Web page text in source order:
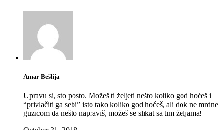
Amar Bešlija
Upravu si, sto posto. Možeš ti željeti nešto koliko god hoćeš i
“privlačiti ga sebi” isto tako koliko god hoćeš, ali dok ne
guzicom da nešto napraviš, možeš se slikat sa tim željama!